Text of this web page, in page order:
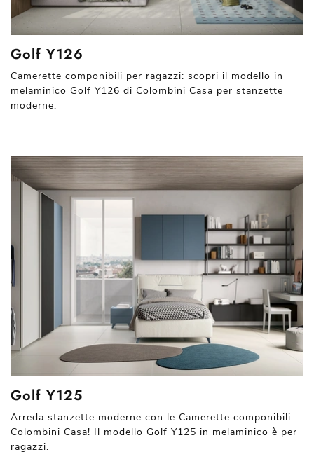
Golf Y126
Camerette componibili per ragazzi: scopri il modello in
melaminico Golf Y126 di Colombini Casa per stanzette
moderne.
Golf Y125
Arreda stanzette moderne con le Camerette componibili
Colombini Casa! Il modello Golf Y125 in melaminico è per
ragazzi.